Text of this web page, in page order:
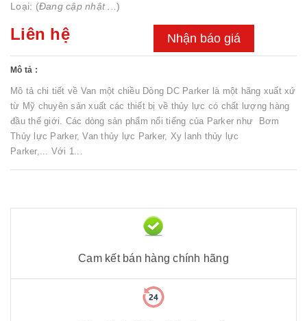
Loại: (Đang cập nhật ... )
Liên hệ Nhận báo giá
Mô tả :
Mô tả chi tiết về Van một chiều Dòng DC Parker là một hãng xuất xứ
từ Mỹ chuyên sản xuất các thiết bị về thủy lực có chất lượng hàng
đầu thế giới. Các dòng sản phẩm nổi tiếng của Parker như Bơm
Thủy lực Parker, Van thủy lực Parker, Xy lanh thủy lực
Parker,... Với 1...
Cam kết bán hàng chính hãng